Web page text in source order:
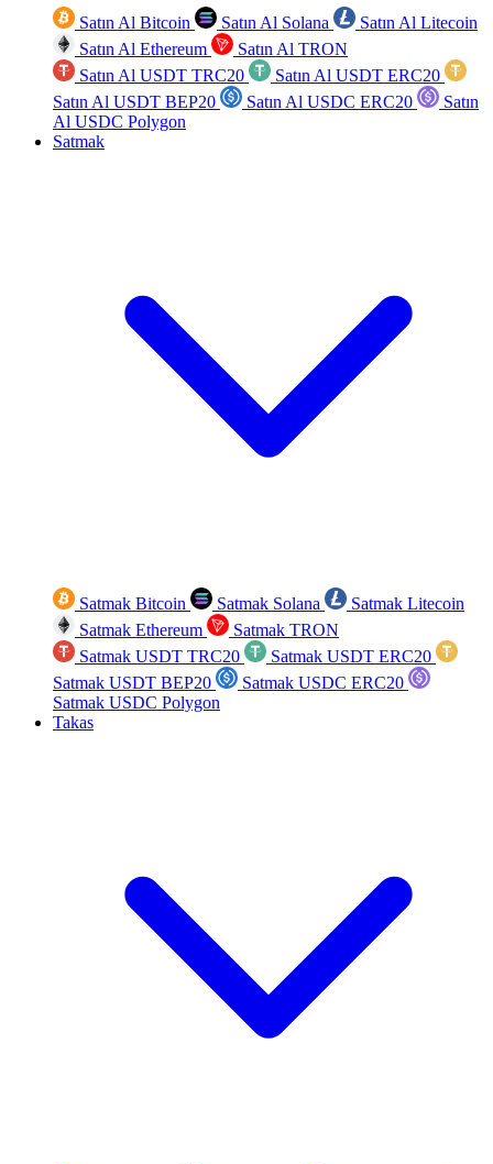
Satın Al Bitcoin Satın Al Solana
Satın Al Litecoin
Satın Al Ethereum
Satın Al TRON
Satın Al USDT TRC20
Satın Al USDT ERC20
Satın Al USDT BEP20
Satın Al USDC ERC20
Satın
Al USDC Polygon
Satmak
Satmak Bitcoin Satmak Solana
Satmak Litecoin
Satmak Ethereum
Satmak TRON
Satmak USDT TRC20
Satmak USDT ERC20
Satmak USDT BEP20
Satmak USDC ERC20
Satmak USDC Polygon
Takas